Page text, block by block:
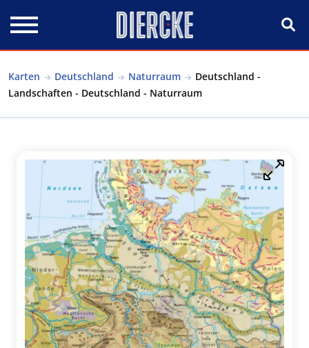
Karten Deutschland Naturraum
Deutschland -
Landschaften - Deutschland - Naturraum